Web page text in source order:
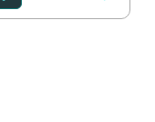
A